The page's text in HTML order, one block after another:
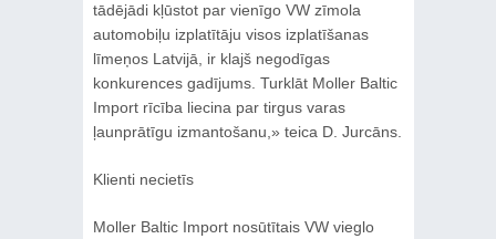
tādējādi kļūstot par vienīgo VW zīmola
automobiļu izplatītāju visos izplatīšanas
līmeņos Latvijā, ir klajš negodīgas
konkurences gadījums. Turklāt Moller Baltic
Import rīcība liecina par tirgus varas
ļaunprātīgu izmantošanu,» teica D. Jurcāns.
Klienti necietīs
Moller Baltic Import nosūtītais VW vieglo